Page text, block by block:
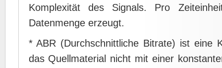
Komplexität des Signals. Pro
Datenmenge erzeugt.
* ABR (Durchschnittliche Bitrate) ist eine
das Quellmaterial nicht mit einer